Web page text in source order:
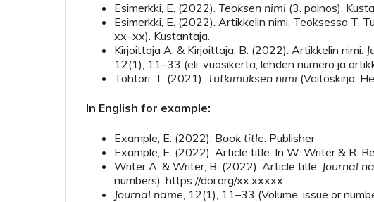
Esimerkki, E. (2022). Teoksen nimi (3. painos).
Esimerkki, E. (2022). Artikkelin nimi. Teoksessa T.
xx–xx). Kustantaja.
Kirjoittaja A. & Kirjoittaja, B. (2022). Artikkelin nimi.
12(1), 11–33 (eli: vuosikerta, lehden numero ja
Tohtori, T. (2021). Tutkimuksen nimi (Väitöskirja,
In English for example:
Example, E. (2022). Book title. Publisher
Example, E. (2022). Article title. In W. Writer & R.
Writer A. & Writer, B. (2022). Article title. Journal
numbers). https://doi.org/xx.xxxxx
Journal name, 12(1), 11–33 (Volume, issue or